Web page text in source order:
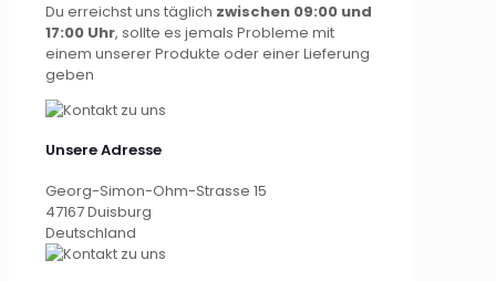
Du erreichst uns täglich zwischen 09:00 und
17:00 Uhr, sollte es jemals Probleme mit
einem unserer Produkte oder einer Lieferung
geben
Unsere Adresse
Georg-Simon-Ohm-Strasse 15
47167 Duisburg
Deutschland